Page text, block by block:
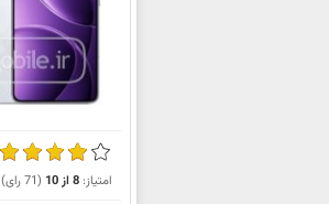
امتیاز:8از10
(
71رای)